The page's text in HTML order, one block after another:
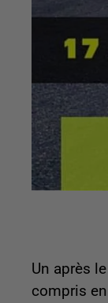
Un après
compris